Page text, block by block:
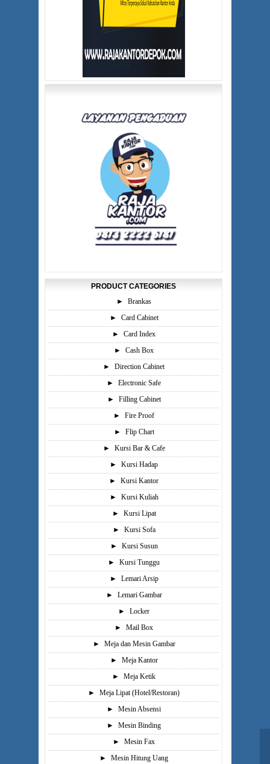
PRODUCT CATEGORIES
►
Brankas
►
Card Cabinet
►
Card Index
►
Cash Box
►
Direction Cabinet
►
Electronic Safe
►
Filling Cabinet
►
Fire Proof
►
Flip Chart
►
Kursi Bar & Cafe
►
Kursi Hadap
►
Kursi Kantor
►
Kursi Kuliah
►
Kursi Lipat
►
Kursi Sofa
►
Kursi Susun
►
Kursi Tunggu
►
Lemari Arsip
►
Lemari Gambar
►
Locker
►
Mail Box
►
Meja dan Mesin Gambar
►
Meja Kantor
►
Meja Ketik
►
Meja Lipat (Hotel/Restoran)
►
Mesin Absensi
►
Mesin Binding
►
Mesin Fax
►
Mesin Hitung Uang